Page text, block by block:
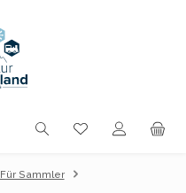
Du hast 0
Für Sammler